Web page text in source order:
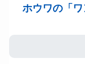
ホウワの「